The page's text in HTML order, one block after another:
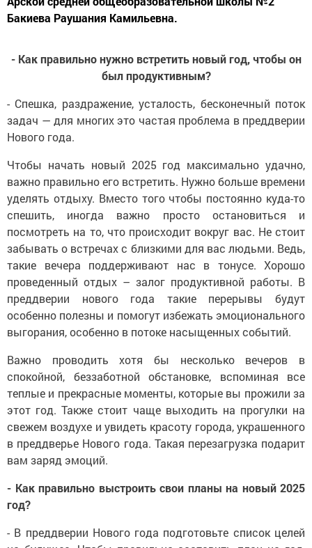
Бакиева Раушания Камильевна.
был продуктивным?
задач — для многих это частая проблема в преддверии
Нового года.
важно правильно его встретить. Нужно больше времени
уделять отдыху. Вместо того чтобы постоянно куда-то
спешить, иногда важно просто остановиться и
посмотреть на то, что происходит вокруг вас. Не стоит
забывать о встречах с близкими для вас людьми. Ведь,
такие вечера поддерживают нас в тонусе. Хорошо
проведенный отдых – залог продуктивной работы. В
преддверии нового года такие перерывы будут
особенно полезны и помогут избежать эмоционального
выгорания, особенно в потоке насыщенных событий.
спокойной, беззаботной обстановке, вспоминая все
теплые и прекрасные моменты, которые вы прожили за
этот год. Также стоит чаще выходить на прогулки на
свежем воздухе и увидеть красоту города, украшенного
в преддверье Нового года. Такая перезагрузка подарит
вам заряд эмоций.
год?
на будущее. Чтобы правильно составить план на год,